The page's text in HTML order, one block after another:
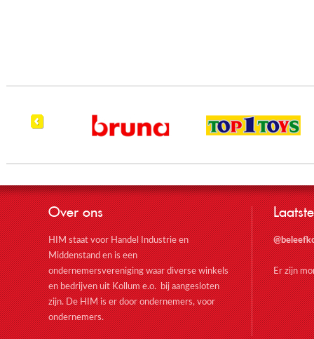
Over ons
HIM staat voor Handel Industrie en
Middenstand en is een
ondernemersvereniging waar diverse winkels
en bedrijven uit Kollum e.o. bij aangesloten
zijn. De HIM is er door ondernemers, voor
ondernemers.
Er zijn